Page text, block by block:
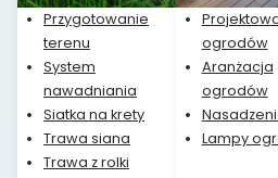
Przygotowanie
terenu
System
nawadniania
Siatka na krety
Trawa siana
Trawa z rolki
ogrodów
Aranżacja
ogrodów
Lampy